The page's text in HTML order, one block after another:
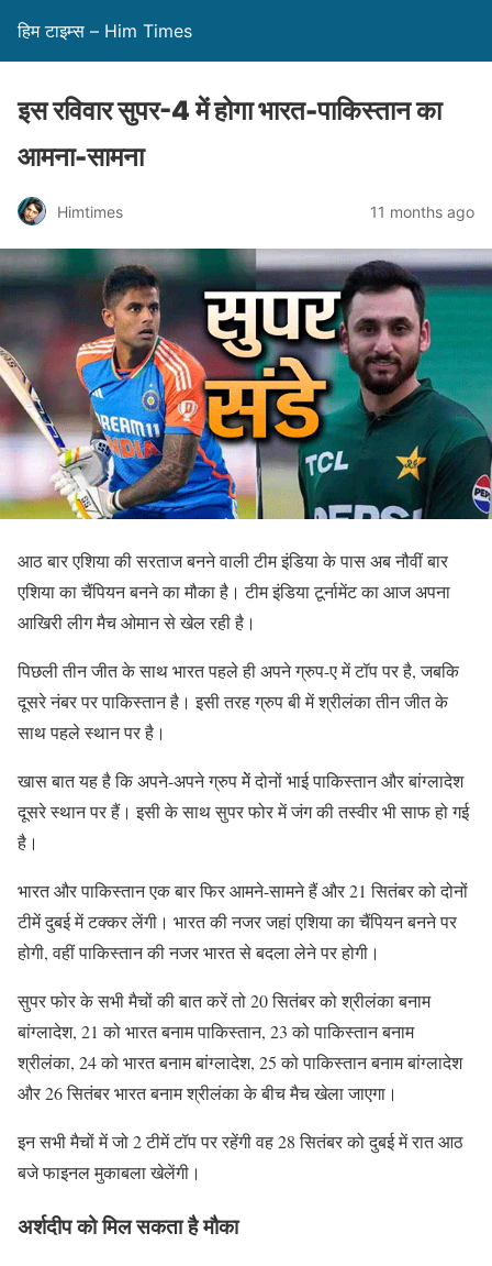
हिम टाइम्स – Him Times
इस रविवार सुपर-4 में होगा भारत-पाकिस्तान का
आमना-सामना
Himtimes 11 months ago
आठ बार एशिया की सरताज बनने वाली टीम इंडिया के पास अब नौवीं बार
एशिया का चैंपियन बनने का मौका है। टीम इंडिया टूर्नामेंट का आज अपना
आखिरी लीग मैच ओमान से खेल रही है।
पिछली तीन जीत के साथ भारत पहले ही अपने ग्रुप-ए में टॉप पर है, जबकि
दूसरे नंबर पर पाकिस्तान है। इसी तरह ग्रुप बी में श्रीलंका तीन जीत के
साथ पहले स्थान पर है।
खास बात यह है कि अपने-अपने ग्रुप मेें दोनों भाई पाकिस्तान और बांग्लादेश
दूसरे स्थान पर हैं। इसी के साथ सुपर फोर में जंग की तस्वीर भी साफ हो गई
है।
भारत और पाकिस्तान एक बार फिर आमने-सामने हैं और 21 सितंबर को दोनों
टीमें दुबई में टक्कर लेंगी। भारत की नजर जहां एशिया का चैंपियन बनने पर
होगी, वहीं पाकिस्तान की नजर भारत से बदला लेने पर होगी।
सुपर फोर के सभी मैचों की बात करें तो 20 सितंबर को श्रीलंका बनाम
बांग्लादेश, 21 को भारत बनाम पाकिस्तान, 23 को पाकिस्तान बनाम
श्रीलंका, 24 को भारत बनाम बांग्लादेश, 25 को पाकिस्तान बनाम बांग्लादेश
और 26 सितंबर भारत बनाम श्रीलंका के बीच मैच खेला जाएगा।
इन सभी मैचों में जो 2 टीमें टॉप पर रहेंगी वह 28 सितंबर को दुबई में रात आठ
बजे फाइनल मुकाबला खेलेंगी।
अर्शदीप को मिल सकता है मौका